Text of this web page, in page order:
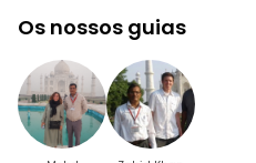
Os nossos guias